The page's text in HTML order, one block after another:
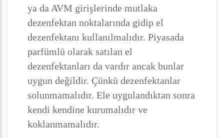
ya da AVM girişlerinde mutlaka
dezenfektan noktalarında gidip el
dezenfektanı kullanılmalıdır. Piyasada
parfümlü olarak satılan el
dezenfektanları da vardır ancak bunlar
uygun değildir. Çünkü dezenfektanlar
solunmamalıdır. Ele uygulandıktan sonra
kendi kendine kurumalıdır ve
koklanmamalıdır.